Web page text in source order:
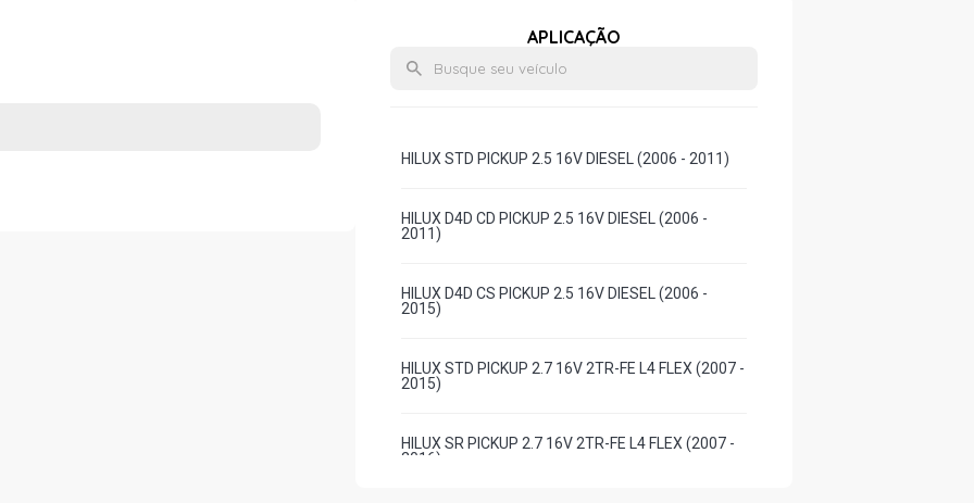
APLICAÇÃO
HILUX STD PICKUP 2.5 16V DIESEL (2006 - 2011)
HILUX D4D CD PICKUP 2.5 16V DIESEL (2006 -
2011)
HILUX D4D CS PICKUP 2.5 16V DIESEL (2006 -
2015)
HILUX STD PICKUP 2.7 16V 2TR-FE L4 FLEX (2007 -
2015)
HILUX SR PICKUP 2.7 16V 2TR-FE L4 FLEX (2007 -
2016)